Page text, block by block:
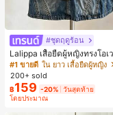
#ชุดฤดูร้อน
Lalippa เสื้อยืดผู้หญิงทรงโอเ
วามยาวกลาง คอกลม ไหล่ตก
ตัวอักษรและลายทางแนวตั้ง
นมินิมอล ของขวัญให้เพื่อน
#1 ขายดี ใน ยาว เสื้อยืดผู้หญิง
200+ sold
฿159 -20% วันสุดท้าย
โดยประมาณ